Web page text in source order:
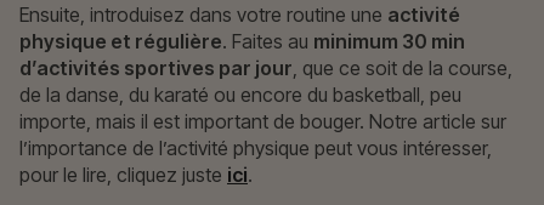
Ensuite, introduisez dans votre routine une activité
physique et régulière. Faites au minimum 30 min
d’activités sportives par jour , que ce soit de la course,
de la danse, du karaté ou encore du basketball, peu
importe, mais il est important de bouger. Notre article sur
l’importance de l’activité physique peut vous intéresser,
pour le lire, cliquez juste ici.